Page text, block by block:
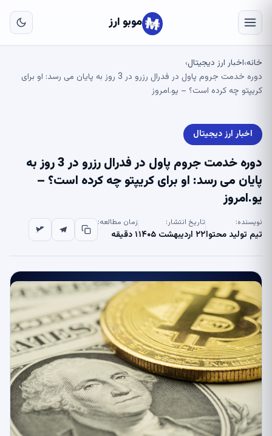
موبو ارز
خانه›اخبار ارز دیجیتال›
دوره خدمت جروم پاول در فدرال رزرو در 3 روز به پایان می رسد: او برای
کریپتو چه کرده است؟ – یو.امروز
اخبار ارز دیجیتال
دوره خدمت جروم پاول در فدرال رزرو در 3 روز به
پایان می رسد: او برای کریپتو چه کرده است؟ –
یو.امروز
نویسنده:
تیم تولید محتوا
تاریخ انتشار:
۲۲ اردیبهشت ۱۴۰۵
زمان مطالعه:
۱ دقیقه